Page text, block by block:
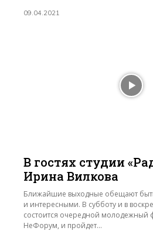
09.04.2021
В гостях студии
Ирина Вилкова
Ближайшие выходные обещают
и интересными. В субботу и в
состоится очередной молодежный
НеФорум, и пройдет...